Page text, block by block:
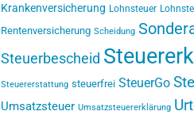
Krankenversicherung Lohnsteuer
Rentenversicherung Scheidung
Steuerbescheid
Steuererstattung steuerfrei SteuerGo
Umsatzsteuer Umsatzsteuererklärung